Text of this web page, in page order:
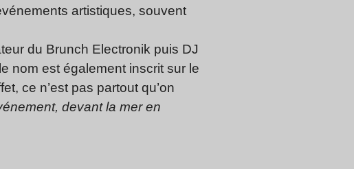
artistiques, souvent
du Brunch Electronik puis DJ
nom est également inscrit sur le
ce n’est pas partout qu’on
devant la mer en